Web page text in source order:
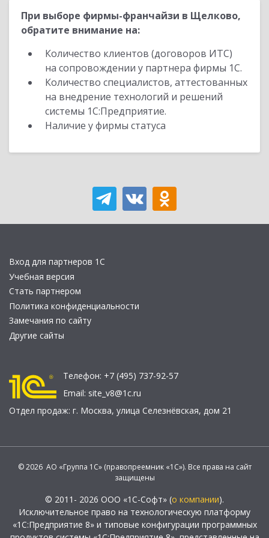
При выборе фирмы-франчайзи в Щелково,
обратите внимание на:
Количество клиентов (договоров ИТС)
на сопровождении у партнера фирмы 1С.
Количество специалистов, аттестованных
на внедрение технологий и решений
системы 1С:Предприятие.
Наличие у фирмы статуса
Вход для партнеров 1С
Учебная версия
Стать партнером
Политика конфиденциальности
Замечания по сайту
Другие сайты
Телефон: +7 (495) 737-92-57
Email: site_v8@1c.ru
Отдел продаж: г. Москва, улица Селезнёвская, дом 21
© 2026 АО «Группа 1С» (правопреемник «1С»). Все права на сайт
защищены
© 2011- 2026 ООО «1С-Софт» (о компании).
Исключительное право на технологическую платформу
«1С:Предприятие 8» и типовые конфигурации программных